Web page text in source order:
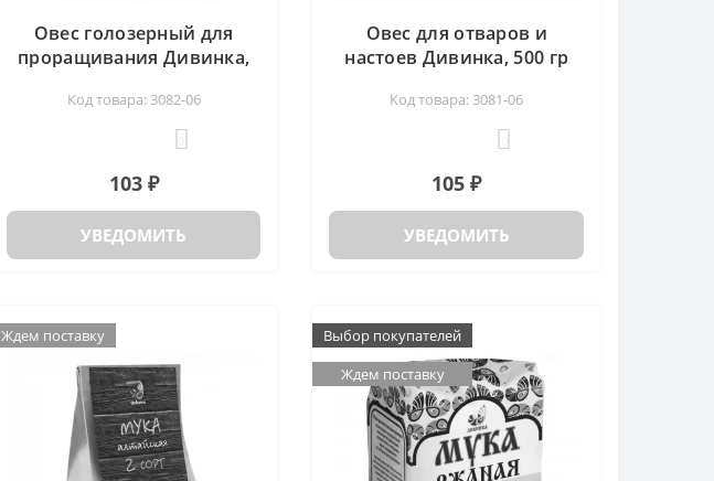
Овес голозерный для
проращивания Дивинка,
Код товара: 3082-06
103 ₽
УВЕДОМИТЬ
Овес для отваров и
настоев Дивинка, 500 гр
Код товара: 3081-06
105 ₽
УВЕДОМИТЬ
Ждем поставку
Выбор покупателей
Ждем поставку